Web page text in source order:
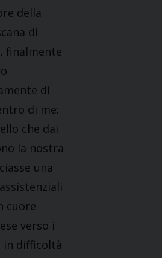
della
di
finalmente
di
di me:
che dai
la nostra
una
cuore
verso i
in difficoltà